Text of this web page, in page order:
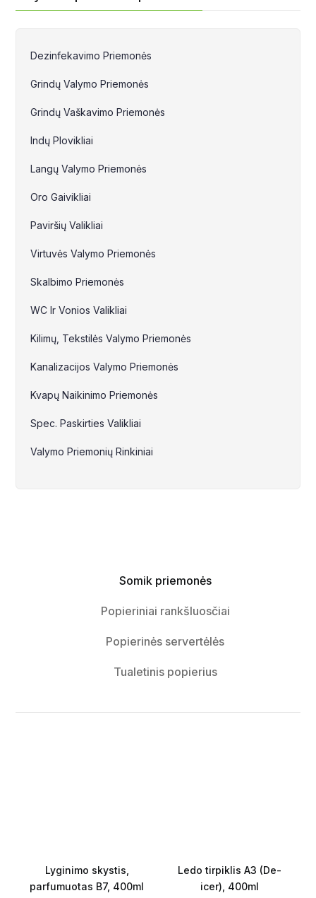
Dezinfekavimo Priemonės
Grindų Valymo Priemonės
Grindų Vaškavimo Priemonės
Indų Plovikliai
Langų Valymo Priemonės
Oro Gaivikliai
Paviršių Valikliai
Virtuvės Valymo Priemonės
Skalbimo Priemonės
WC Ir Vonios Valikliai
Kilimų, Tekstilės Valymo Priemonės
Kanalizacijos Valymo Priemonės
Kvapų Naikinimo Priemonės
Spec. Paskirties Valikliai
Valymo Priemonių Rinkiniai
Somik priemonės
Popieriniai rankšluosčiai
Popierinės servertėlės
Tualetinis popierius
Lyginimo skystis,
parfumuotas B7, 400ml
Ledo tirpiklis A3 (De-
icer), 400ml